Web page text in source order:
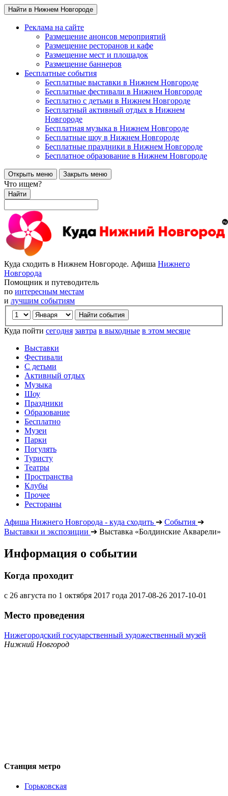
Найти в Нижнем Новгороде
Реклама на сайте
Размещение анонсов мероприятий
Размещение ресторанов и кафе
Размещение мест и площадок
Размещение баннеров
Бесплатные события
Бесплатные выставки в Нижнем Новгороде
Бесплатные фестивали в Нижнем Новгороде
Бесплатно с детьми в Нижнем Новгороде
Бесплатный активный отдых в Нижнем
Новгороде
Бесплатная музыка в Нижнем Новгороде
Бесплатные шоу в Нижнем Новгороде
Бесплатные праздники в Нижнем Новгороде
Бесплатное образование в Нижнем Новгороде
Открыть меню Закрыть меню
Что ищем?
Найти
Куда сходить в Нижнем Новгороде. Афиша Нижнего
Новгорода
Помощник и путеводитель
по интересным местам
и лучшим событиям
Куда пойти сегодня завтра в выходные в этом месяце
Выставки
Фестивали
С детьми
Активный отдых
Музыка
Шоу
Праздники
Образование
Бесплатно
Музеи
Парки
Погулять
Туристу
Театры
Пространства
Клубы
Прочее
Рестораны
Афиша Нижнего Новгорода - куда сходить ➔ События ➔
Выставки и экспозиции ➔ Выставка «Болдинские Акварели»
Информация о событии
Когда проходит
с 26 августа по 1 октября 2017 года 2017-08-26 2017-10-01
Место проведения
Нижегородский государственный художественный музей
Нижний Новгород
Станция метро
Горьковская